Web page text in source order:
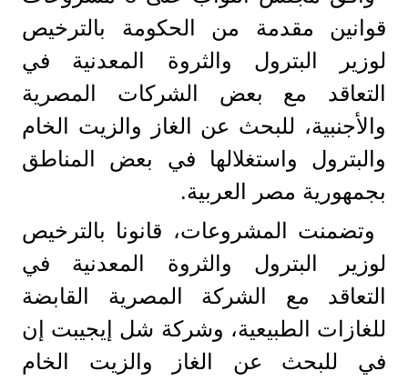
قوانين مقدمة من الحكومة بالترخيص
لوزير البترول والثروة المعدنية في
التعاقد مع بعض الشركات المصرية
والأجنبية، للبحث عن الغاز والزيت الخام
والبترول واستغلالها في بعض المناطق
بجمهورية مصر العربية.
وتضمنت المشروعات، قانونا بالترخيص
لوزير البترول والثروة المعدنية في
التعاقد مع الشركة المصرية القابضة
للغازات الطبيعية، وشركة شل إيجيبت إن
في للبحث عن الغاز والزيت الخام